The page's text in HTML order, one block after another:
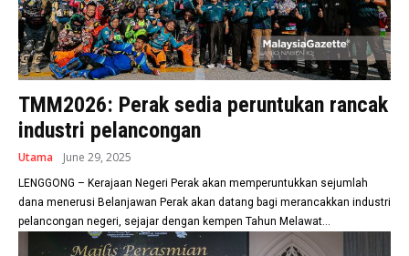
TMM2026: Perak sedia peruntukan rancak
industri pelancongan
Utama June 29, 2025
LENGGONG – Kerajaan Negeri Perak akan memperuntukkan sejumlah
dana menerusi Belanjawan Perak akan datang bagi merancakkan industri
pelancongan negeri, sejajar dengan kempen Tahun Melawat...